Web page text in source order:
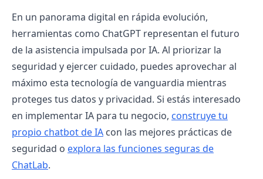
En un panorama digital en rápida evolución,
herramientas como ChatGPT representan el futuro
de la asistencia impulsada por IA. Al priorizar la
seguridad y ejercer cuidado, puedes aprovechar al
máximo esta tecnología de vanguardia mientras
proteges tus datos y privacidad. Si estás interesado
en implementar IA para tu negocio, construye tu
propio chatbot de IA con las mejores prácticas de
seguridad o explora las funciones seguras de
ChatLab.